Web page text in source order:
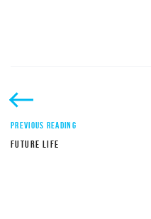
PREVIOUS READING
FUTURE LIFE